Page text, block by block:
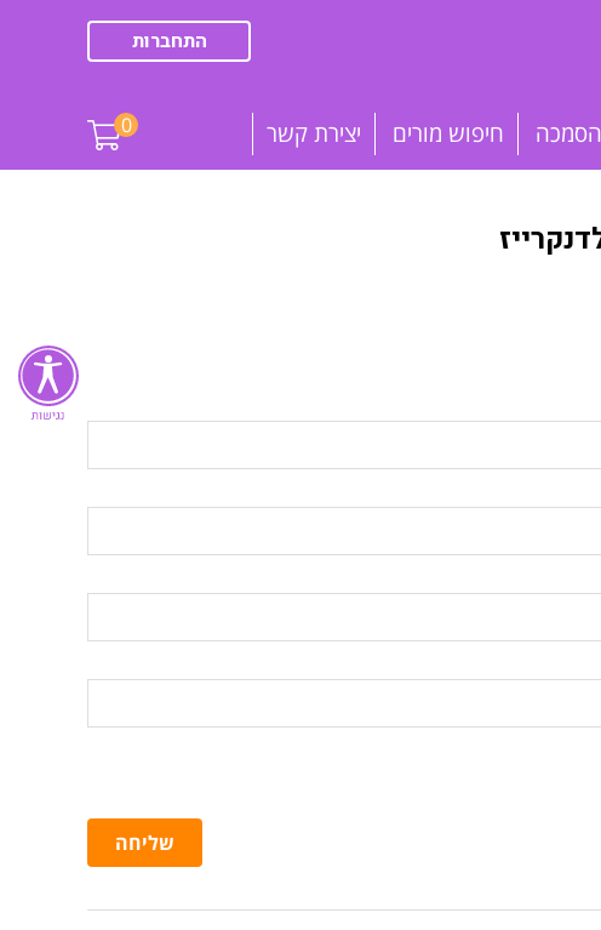
התחברות
חיפוש מורים יצירת קשר 0
שליחה